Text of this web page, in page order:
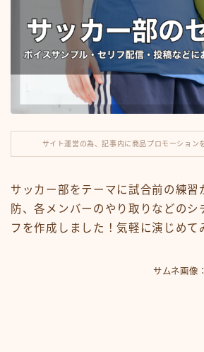
ナレーション
運営note
今見られている人気記事
サイト運営の為、記事内に商品プロモーション
サッカー部をテーマに試合前の練習
防、各メンバーのやり取りなどのシ
フを作成しました！気軽に演じめて
サムネ画像：